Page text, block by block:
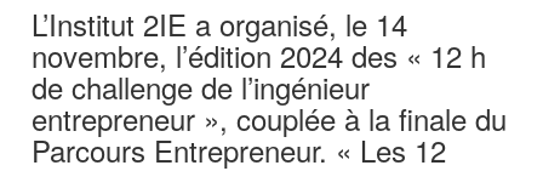
L’Institut 2IE a organisé, le 14
novembre, l’édition 2024 des « 12 h
de challenge de l’ingénieur
entrepreneur », couplée à la finale du
Parcours Entrepreneur. « Les 12